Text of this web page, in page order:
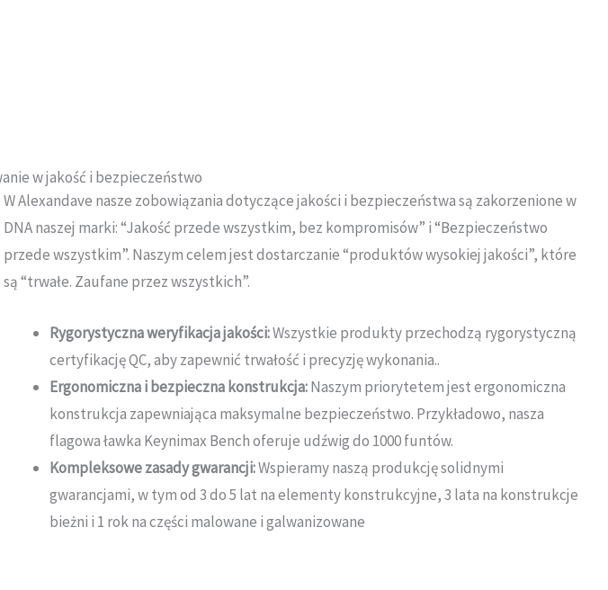
w jakość i bezpieczeństwo
W Alexandave nasze zobowiązania dotyczące jakości i bezpieczeństwa są zakorzenione w
DNA naszej marki: “Jakość przede wszystkim, bez kompromisów” i “Bezpieczeństwo
przede wszystkim”. Naszym celem jest dostarczanie “produktów wysokiej jakości”, które
są “trwałe. Zaufane przez wszystkich”.
Rygorystyczna weryfikacja jakości:Wszystkie produkty przechodzą rygorystyczną
certyfikację QC, aby zapewnić trwałość i precyzję wykonania..
Ergonomiczna i bezpieczna konstrukcja:Naszym priorytetem jest ergonomiczna
konstrukcja zapewniająca maksymalne bezpieczeństwo. Przykładowo, nasza
flagowa ławka Keynimax Bench oferuje udźwig do 1000 funtów.
Kompleksowe zasady gwarancji:Wspieramy naszą produkcję solidnymi
gwarancjami, w tym od 3 do 5 lat na elementy konstrukcyjne, 3 lata na konstrukcje
bieżni i 1 rok na części malowane i galwanizowane